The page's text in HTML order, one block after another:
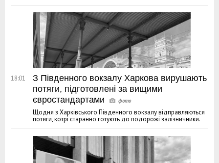
18:01
З Південного вокзалу Харкова вирушають
потяги, підготовлені за вищими
євростандартами
Щодня з Харківського Південного вокзалу відправляються
потяги, котрі старанно готують до подорожі залізничники.